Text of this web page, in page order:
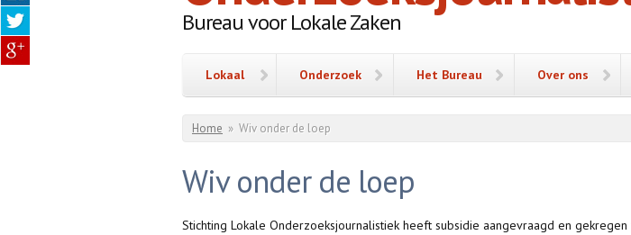
Bureau voor Lokale Zaken
Lokaal Onderzoek Het Bureau Over ons
U bent hier
Home » Wiv onder de loep
Wiv onder de loep
Stichting Lokale Onderzoeksjournalistiek heeft subsidie aangevraagd en